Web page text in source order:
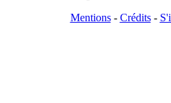
Mentions- Crédits-